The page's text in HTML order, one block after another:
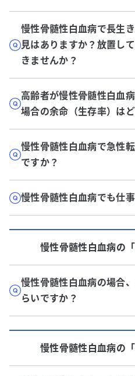
慢性骨髄性白血病で長生
見はありますか？放置し
きませんか？
高齢者が慢性骨髄性白血
場合の余命（生存率）は
慢性骨髄性白血病で急性
ですか？
慢性骨髄性白血病でも仕
慢性骨髄性白血病の「
慢性骨髄性白血病の場合
らいですか？
慢性骨髄性白血病の「